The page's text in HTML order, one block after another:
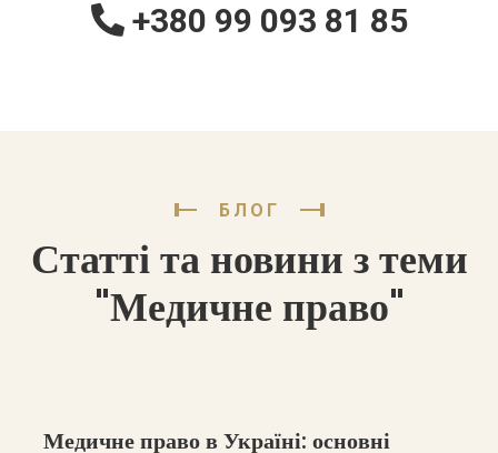
+380 99 093 81 85
БЛОГ
Статті та новини з теми
"Медичне право"
Медичне право в Україні: основні